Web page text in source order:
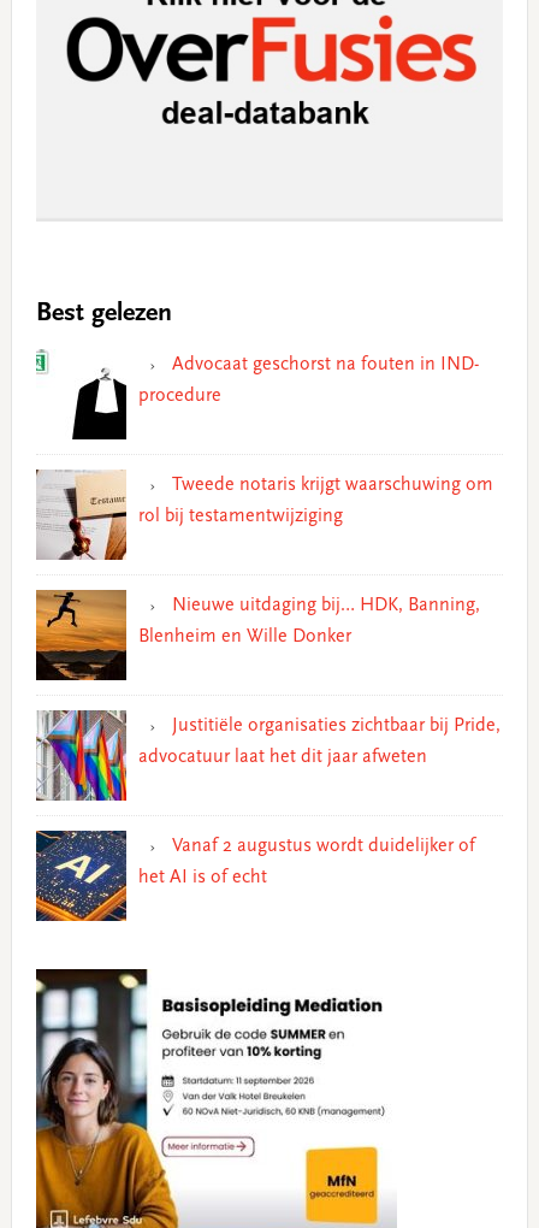
Best gelezen
Advocaat geschorst na fouten in IND-
procedure
Tweede notaris krijgt waarschuwing om
rol bij testamentwijziging
Nieuwe uitdaging bij… HDK, Banning,
Blenheim en Wille Donker
Justitiële organisaties zichtbaar bij Pride,
advocatuur laat het dit jaar afweten
Vanaf 2 augustus wordt duidelijker of
het AI is of echt